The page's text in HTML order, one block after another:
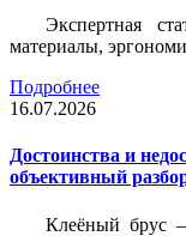
Экспертная
материалы,
Подробнее
16.07.2026
Достоинства и
объективный
Клеёный брус